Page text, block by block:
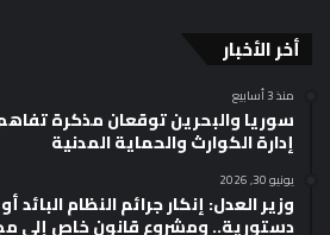
أخر الأخبار
منذ 3 أسابيع
سوريا والبحرين توقعان مذكرة
إدارة الكوارث والحماية المدنية
يونيو 30, 2026
وزير العدل: إنكار جرائم النظام البائد
دستورية.. ومشروع قانون خاص إلى